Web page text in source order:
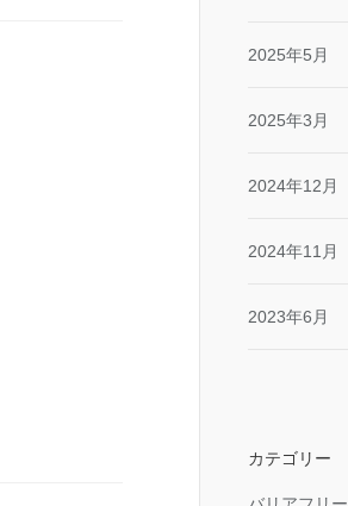
2025年5月
2025年3月
2024年12月
2024年11月
2023年6月
カテゴリー